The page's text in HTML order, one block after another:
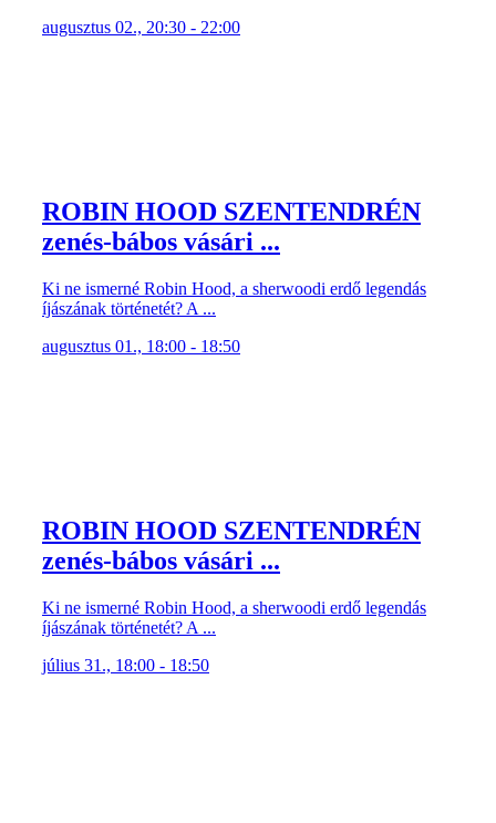
augusztus 02., 20:30 - 22:00
ROBIN HOOD SZENTENDRÉN
zenés-bábos vásári ...
Ki ne ismerné Robin Hood, a sherwoodi erdő legendás
íjászának történetét? A ...
augusztus 01., 18:00 - 18:50
ROBIN HOOD SZENTENDRÉN
zenés-bábos vásári ...
Ki ne ismerné Robin Hood, a sherwoodi erdő legendás
íjászának történetét? A ...
július 31., 18:00 - 18:50